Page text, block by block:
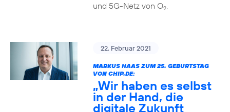
und 5G-Netz von O2.
22. Februar 2021
MARKUS HAAS ZUM 25. GEBURTSTAG
VON CHIP.DE:
„Wir haben es selbst
in der Hand, die
digitale Zukunft